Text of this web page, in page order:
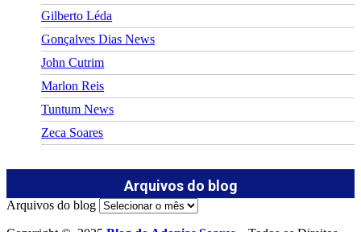
Gilberto Léda
Gonçalves Dias News
John Cutrim
Marlon Reis
Tuntum News
Zeca Soares
Arquivos do blog
Arquivos do blog